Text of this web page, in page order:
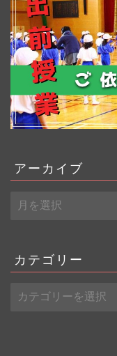
アーカイブ
ー
ブ
カテゴリー